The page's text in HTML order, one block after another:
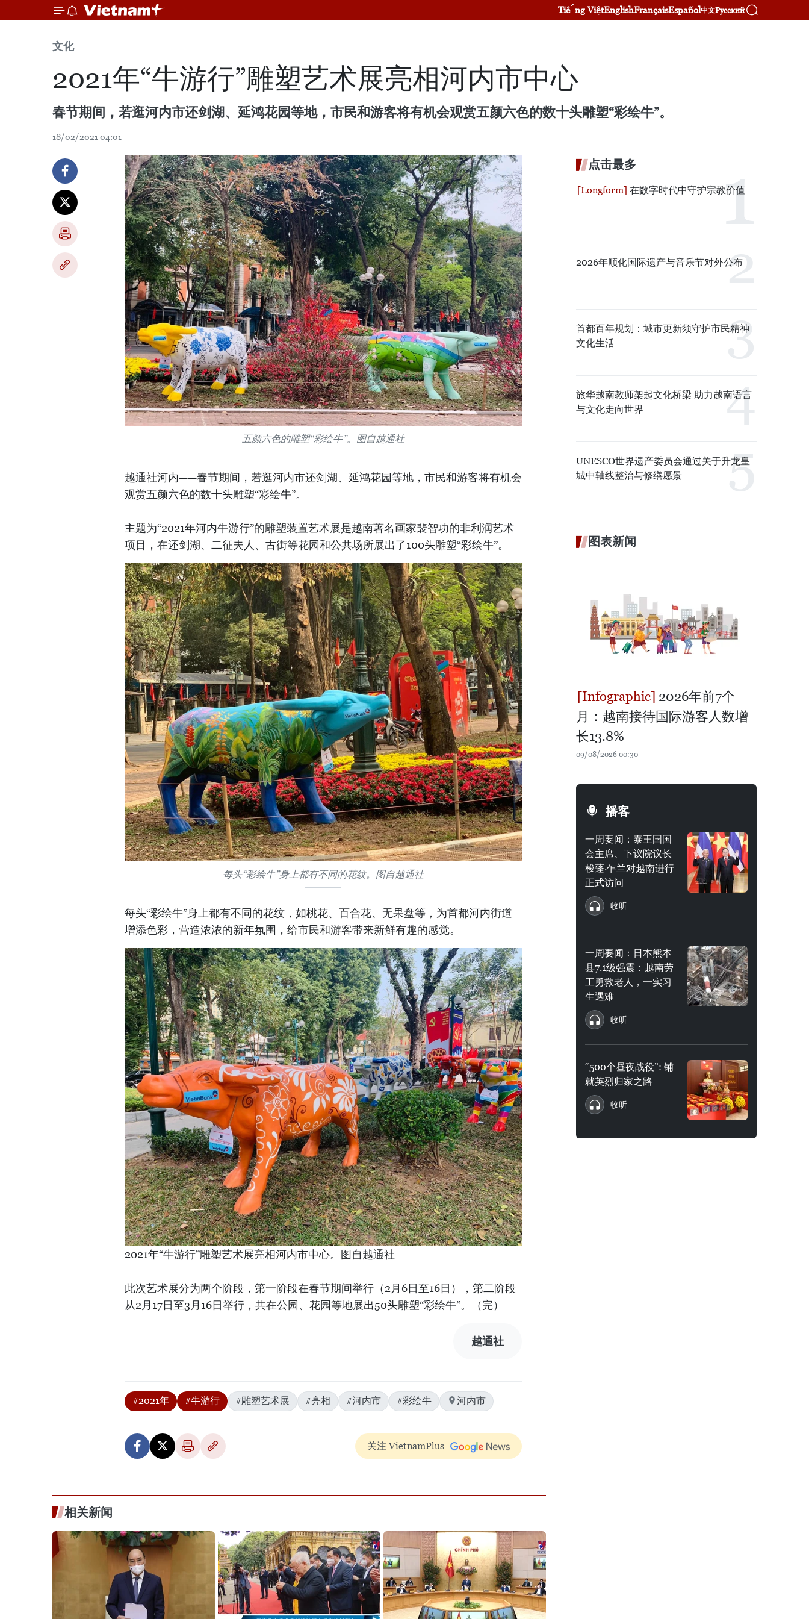
Tiếng ViệtEnglishFrançaisEspañol中文Русский
文化
2021年“牛游行”雕塑艺术展亮相河内市中心
春节期间，若逛河内市还剑湖、延鸿花园等地，市民和游客将有机会观赏五颜六色的数十头雕塑“彩绘牛”。
18/02/2021 04:01
五颜六色的雕塑“彩绘牛”。图自越通社
越通社河内——春节期间，若逛河内市还剑湖、延鸿花园等地，市民和游客将有机会
观赏五颜六色的数十头雕塑“彩绘牛”。
主题为“2021年河内牛游行”的雕塑装置艺术展是越南著名画家裴智功的非利润艺术
项目，在还剑湖、二征夫人、古街等花园和公共场所展出了100头雕塑“彩绘牛”。
每头“彩绘牛”身上都有不同的花纹。图自越通社
每头“彩绘牛”身上都有不同的花纹，如桃花、百合花、无果盘等，为首都河内街道
增添色彩，营造浓浓的新年氛围，给市民和游客带来新鲜有趣的感觉。
2021年“牛游行”雕塑艺术展亮相河内市中心。图自越通社
此次艺术展分为两个阶段，第一阶段在春节期间举行（2月6日至16日），第二阶段
从2月17日至3月16日举行，共在公园、花园等地展出50头雕塑“彩绘牛”。（完）
越通社
#2021年 #牛游行 #雕塑艺术展 #亮相 #河内市 #彩绘牛 河内市
关注 VietnamPlus
相关新闻
点击最多
在数字时代中守护宗教价值
2026年顺化国际遗产与音乐节对外公布
首都百年规划：城市更新须守护市民精神
文化生活
旅华越南教师架起文化桥梁 助力越南语言
与文化走向世界
UNESCO世界遗产委员会通过关于升龙皇
城中轴线整治与修缮愿景
图表新闻
2026年前7个
月：越南接待国际游客人数增
长13.8%
09/08/2026 00:30
播客
一周要闻：泰王国国
会主席、下议院议长
梭蓬·乍兰对越南进行
正式访问
收听
一周要闻：日本熊本
县7.1级强震：越南劳
工勇救老人，一实习
生遇难
收听
“500个昼夜战役”: 铺
就英烈归家之路
收听